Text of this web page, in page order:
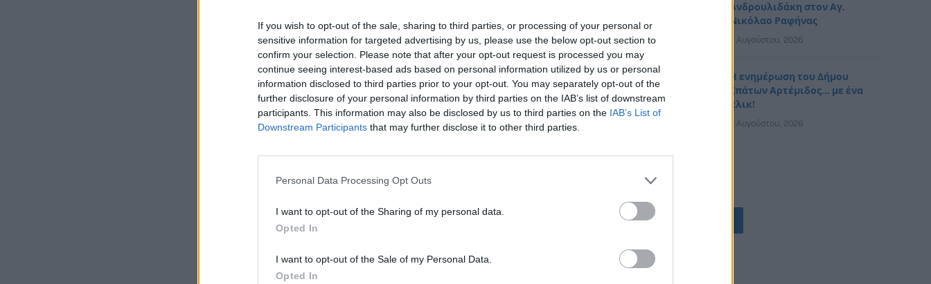
If you wish to opt-out of the sale, sharing to third parties, or processing of your personal or
sensitive information for targeted advertising by us, please use the below opt-out section to
confirm your selection. Please note that after your opt-out request is processed you may
continue seeing interest-based ads based on personal information utilized by us or personal
information disclosed to third parties prior to your opt-out. You may separately opt-out of the
further disclosure of your personal information by third parties on the IAB’s list of downstream
participants. This information may also be disclosed by us to third parties on the IAB’s List of
Downstream Participants that may further disclose it to other third parties.
Personal Data Processing Opt Outs
I want to opt-out of the Sharing of my personal data.
Opted In
I want to opt-out of the Sale of my Personal Data.
Opted In
Ανδρουλιδάκη στον Αγ.
Νικόλαο Ραφήνας
7 Αυγούστου, 2026
Η ενημέρωση του Δήμου
Σπάτων Αρτέμιδος… με ένα
κλικ!
7 Αυγούστου, 2026
ΟΛΕΣ ΟΙ ΕΙΔΗΣΕΙΣ